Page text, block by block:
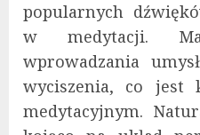
popularnych
w medytacji.
wprowadzania
wyciszenia, co jest
medytacyjnym.